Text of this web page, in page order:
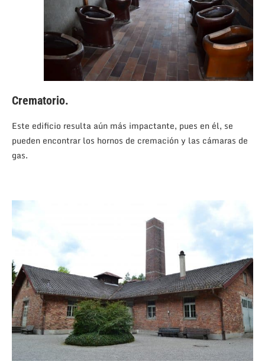
Crematorio.
Este edificio resulta aún más impactante, pues en él, se
pueden encontrar los hornos de cremación y las cámaras de
gas.